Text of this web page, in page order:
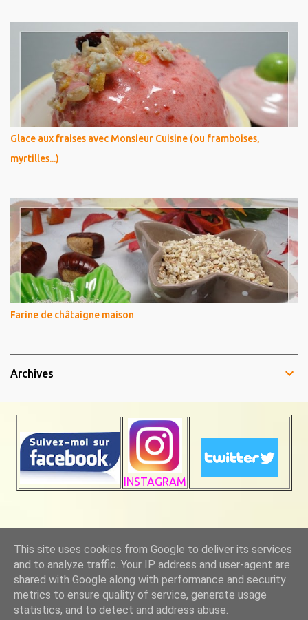
Glace aux fraises avec Monsieur Cuisine (ou framboises,
myrtilles...)
Farine de châtaigne maison
Archives
INSTAGRAM
This site uses cookies from Google to deliver its services
and to analyze traffic. Your IP address and user-agent are
shared with Google along with performance and security
metrics to ensure quality of service, generate usage
statistics, and to detect and address abuse.